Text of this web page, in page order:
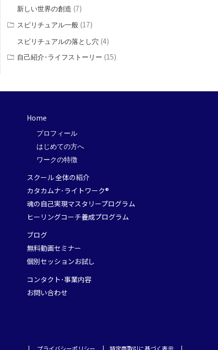
新しい世界の創造 (7)
スピリチュアル一般 (17)
スピリチュアルの落とし穴 (4)
自己紹介･ライフストーリー (15)
Home
プロフィール
はじめての方へ
ワークの特徴
スクール 全体の紹介
カタカムナ･ライトワーク®
魂の自己実現マスタリープログラム
ヒーリングコーチ養成プログラム
ブログ
無料動画セミナー
個別セッションお試し
コンタクト･事業内容
お問い合わせ